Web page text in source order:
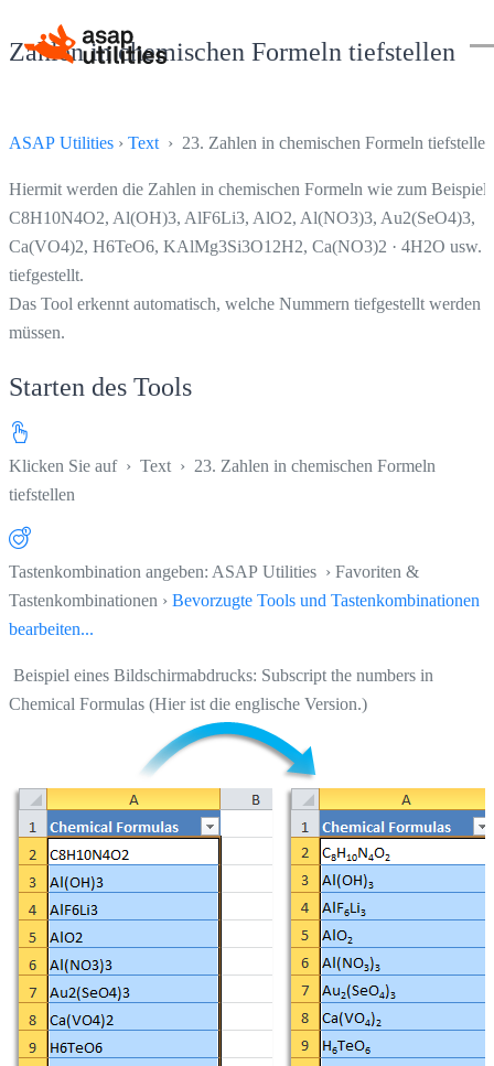
Zahlen in chemischen Formeln tiefstellen
ASAP Utilities › Text › 23. Zahlen in chemischen Formeln tiefstellen
Hiermit werden die Zahlen in chemischen Formeln wie zum Beispiel
C8H10N4O2, Al(OH)3, AlF6Li3, AlO2, Al(NO3)3, Au2(SeO4)3,
Ca(VO4)2, H6TeO6, KAlMg3Si3O12H2, Ca(NO3)2 · 4H2O usw.
tiefgestellt.
Das Tool erkennt automatisch, welche Nummern tiefgestellt werden
müssen.
Starten des Tools
Klicken Sie auf › Text › 23. Zahlen in chemischen Formeln
tiefstellen
Tastenkombination angeben: ASAP Utilities › Favoriten &
Tastenkombinationen › Bevorzugte Tools und Tastenkombinationen
bearbeiten...
Beispiel eines Bildschirmabdrucks: Subscript the numbers in
Chemical Formulas (Hier ist die englische Version.)